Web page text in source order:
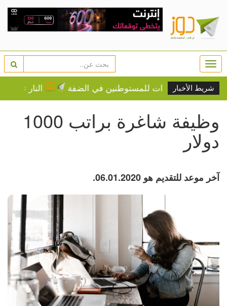
شريط الأخبار
واعتداءات للمستوطنين في الضفة النار تلاحق السكان.. 20 ألف شخص يخلون منازلهم
وظيفة شاغرة براتب 1000
دولار
آخر موعد للتقديم هو 06.01.2020.